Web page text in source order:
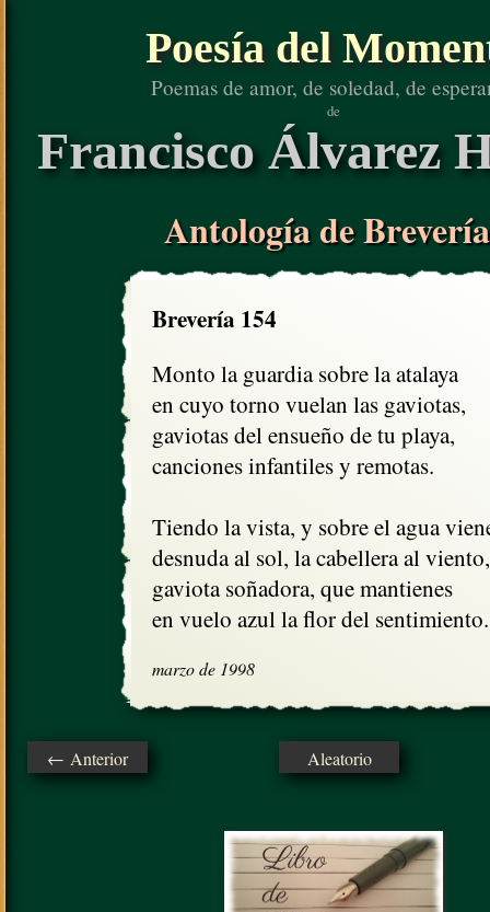
Poesía del
Poemas de amor, de soledad, de
de
Francisco Álvarez
Antología de
Brevería 154
Monto la guardia sobre la atalaya
en cuyo torno vuelan las gaviotas,
gaviotas del ensueño de tu playa,
canciones infantiles y remotas.
Tiendo la vista, y sobre el agua
desnuda al sol, la cabellera al viento,
gaviota soñadora, que mantienes
en vuelo azul la flor del sentimiento.
marzo de 1998
← Anterior Aleatorio